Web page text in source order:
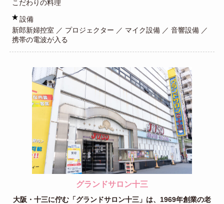
こだわりの料理
設備
新郎新婦控室 ／ プロジェクター ／ マイク設備 ／ 音響設備 ／
携帯の電波が入る
グランドサロン十三
大阪・十三に佇む「グランドサロン十三」は、1969年創業の老